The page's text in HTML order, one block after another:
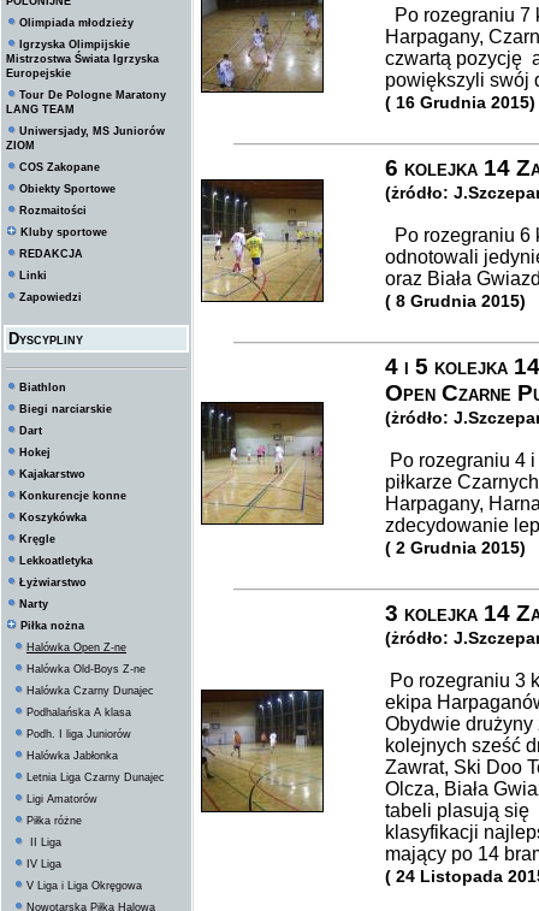
Olimpiada młodzieży
Igrzyska Olimpijskie
Mistrzostwa Świata Igrzyska
Europejskie
Tour De Pologne Maratony
LANG TEAM
Uniwersjady, MS Juniorów
ZIOM
COS Zakopane
Obiekty Sportowe
Rozmaitości
Kluby sportowe
REDAKCJA
Linki
Zapowiedzi
Dyscypliny
Biathlon
Biegi narciarskie
Dart
Hokej
Kajakarstwo
Konkurencje konne
Koszykówka
Kręgle
Lekkoatletyka
Łyżwiarstwo
Narty
Piłka nożna
Halówka Open Z-ne
Halówka Old-Boys Z-ne
Halówka Czarny Dunajec
Podhalańska A klasa
Podh. I liga Juniorów
Halówka Jabłonka
Letnia Liga Czarny Dunajec
Ligi Amatorów
Piłka różne
II Liga
IV Liga
V Liga i Liga Okręgowa
Nowotarska Piłka Halowa
Po rozegraniu 7
Harpagany,
czwartą pozycję
powiększyli swój
( 16 Grudnia 2015)
6 kolejka 14
(żródło:
Po rozegraniu
odnotowali
oraz Biała
( 8 Grudnia 2015)
4 i 5 kolejka
Open Czarne
(żródło:
Po rozegraniu 4
piłkarze
Harpagany,
zdecydowanie
( 2 Grudnia 2015)
3 kolejka 14
(żródło:
Po rozegraniu 3
ekipa
Obydwie drużyny
kolejnych sześć
Zawrat, Ski Doo
Olcza, Biała
tabeli plasują się
klasyfikacji
mający po 14
( 24 Listopada